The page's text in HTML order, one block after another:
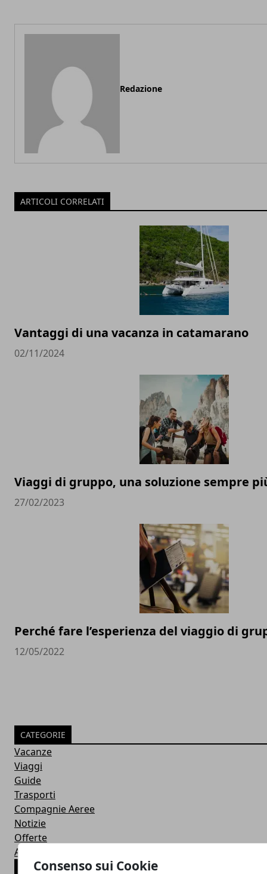
Consenso sui Cookie
Redazione
ARTICOLI CORRELATI
Vantaggi di una vacanza in catamarano
02/11/2024
Viaggi di gruppo, una soluzione sempre
27/02/2023
Perché fare l’esperienza del viaggio di
12/05/2022
CATEGORIE
Vacanze
Viaggi
Guide
Trasporti
Compagnie Aeree
Notizie
Offerte
Alloggi
ARTICOLI POPOLARI